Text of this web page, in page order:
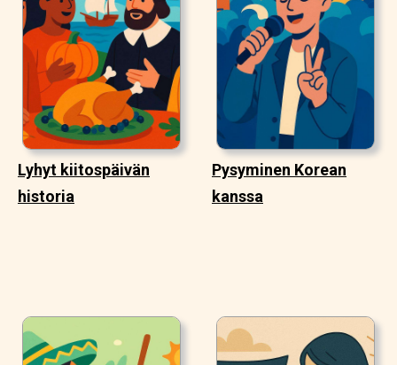
Lyhyt kiitospäivän
historia
Pysyminen Korean
kanssa